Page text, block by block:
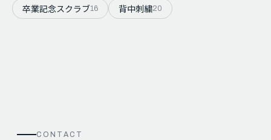
卒業記念スクラブ16 背中刺繍20
CONTACT